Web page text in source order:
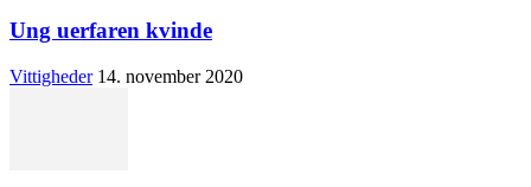
Ung uerfaren kvinde
Vittigheder 14. november 2020